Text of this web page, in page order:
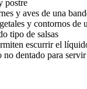
postre
y aves de una
y contornos de
tipo de salsas
escurrir el
no dentado para